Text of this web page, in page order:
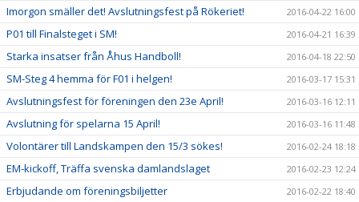
Imorgon smäller det! Avslutningsfest på Rökeriet! 2016-04-22 16:00
P01 till Finalsteget i SM! 2016-04-21 16:39
Starka insatser från Åhus Handboll! 2016-04-18 22:50
SM-Steg 4 hemma för F01 i helgen! 2016-03-17 15:31
Avslutningsfest för föreningen den 23e April! 2016-03-16 12:11
Avslutning för spelarna 15 April! 2016-03-16 11:48
Volontärer till Landskampen den 15/3 sökes! 2016-02-24 18:18
EM-kickoff, Träffa svenska damlandslaget 2016-02-23 12:24
Erbjudande om föreningsbiljetter 2016-02-22 18:40